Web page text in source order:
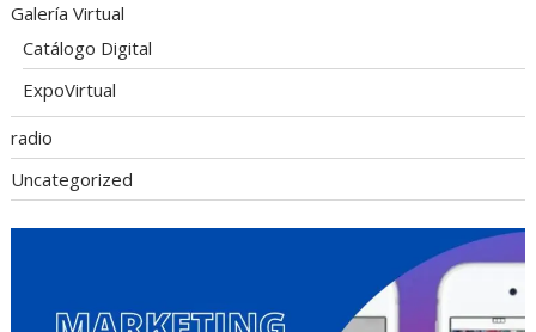
Galería Virtual
Catálogo Digital
ExpoVirtual
radio
Uncategorized